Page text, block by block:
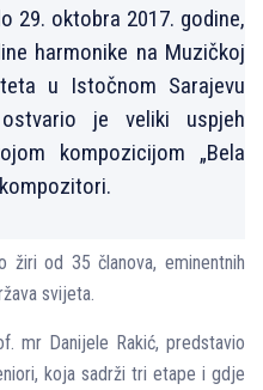
29. oktobra 2017. godine,
harmonike na Muzičkoj
u Istočnom Sarajevu
je veliki uspjeh
kompozicijom „Bela
žiri od 35 članova, eminentnih
svijeta.
mr Danijele Rakić, predstavio
koja sadrži tri etape i gdje